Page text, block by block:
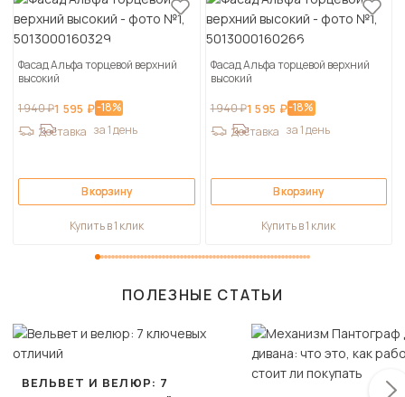
Фасад Альфа торцевой верхний
высокий
1 940 ₽1 595 ₽-18%
Доставка за 1 день
В корзину
Купить в 1 клик
Фасад Альфа торцевой верхний
высокий
1 940 ₽1 595 ₽-18%
Доставка за 1 день
В корзину
Купить в 1 клик
ПОЛЕЗНЫЕ СТАТЬИ
ВЕЛЬВЕТ И ВЕЛЮР: 7